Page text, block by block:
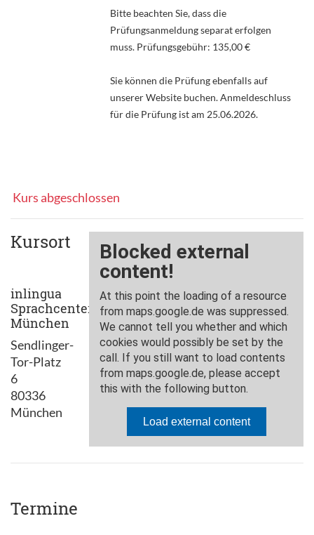
Bitte beachten Sie, dass die
Prüfungsanmeldung separat erfolgen
muss. Prüfungsgebühr: 135,00 €
Sie können die Prüfung ebenfalls auf
unserer Website buchen. Anmeldeschluss
für die Prüfung ist am 25.06.2026.
Kurs abgeschlossen
Kursort
inlingua
Sprachcenter
München
Sendlinger-
Tor-Platz
6
80336
München
Termine